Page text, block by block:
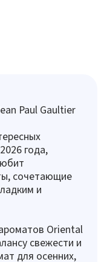
Paul Gaultier
года,
сочетающие
и
Oriental
свежести и
для осенних,